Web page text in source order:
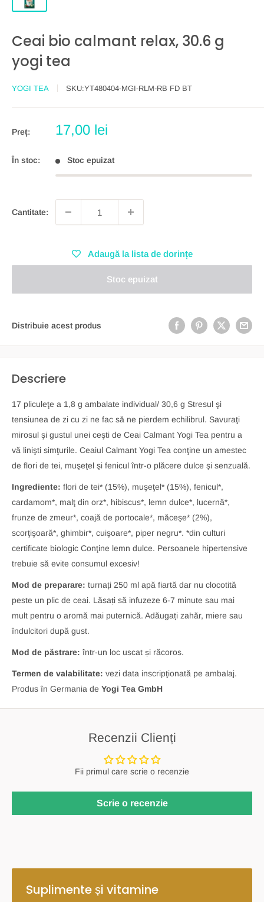
Ceai bio calmant relax, 30.6 g
yogi tea
YOGI TEA SKU:YT480404-MGI-RLM-RB FD BT
Preț:
Preț
17,00 lei
În stoc: Stoc epuizat
Cantitate:
Adaugă la lista de dorințe
Stoc epuizat
Distribuie acest produs
Descriere
17 pliculeţe a 1,8 g ambalate individual/ 30,6 g Stresul şi
tensiunea de zi cu zi ne fac să ne pierdem echilibrul. Savuraţi
mirosul şi gustul unei ceşti de Ceai Calmant Yogi Tea pentru a
vă linişti simţurile. Ceaiul Calmant Yogi Tea conţine un amestec
de flori de tei, muşeţel şi fenicul într-o plăcere dulce şi senzuală.
Ingrediente: flori de tei* (15%), muşeţel* (15%), fenicul*,
cardamom*, malţ din orz*, hibiscus*, lemn dulce*, lucernă*,
frunze de zmeur*, coajă de portocale*, măceşe* (2%),
scorţişoară*, ghimbir*, cuişoare*, piper negru*. *din culturi
certificate biologic Conţine lemn dulce. Persoanele hipertensive
trebuie să evite consumul excesiv!
Mod de preparare: turnați 250 ml apă fiartă dar nu clocotită
peste un plic de ceai. Lăsați să infuzeze 6-7 minute sau mai
mult pentru o aromă mai puternică. Adăugați zahăr, miere sau
îndulcitori după gust.
Mod de păstrare: într-un loc uscat și răcoros.
Termen de valabilitate: vezi data inscripţionată pe ambalaj.
Produs în Germania de Yogi Tea GmbH
Recenzii Clienți
Fii primul care scrie o recenzie
Scrie o recenzie
Suplimente și vitamine